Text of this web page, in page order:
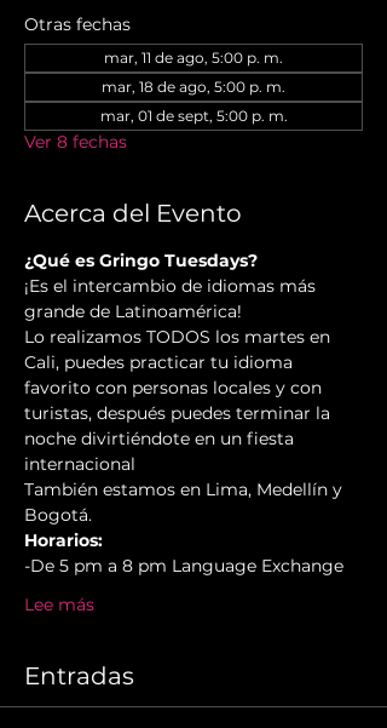
Otras fechas
mar, 11 de ago, 5:00 p. m.
mar, 18 de ago, 5:00 p. m.
mar, 01 de sept, 5:00 p. m.
Ver 8 fechas
Acerca del Evento
¿Qué es Gringo Tuesdays?
¡Es el intercambio de idiomas más
grande de Latinoamérica!
Lo realizamos TODOS los martes en
Cali, puedes practicar tu idioma
favorito con personas locales y con
turistas, después puedes terminar la
noche divirtiéndote en un fiesta
internacional
También estamos en Lima, Medellín y
Bogotá.
Horarios:
-De 5 pm a 8 pm Language Exchange
Lee más
Entradas